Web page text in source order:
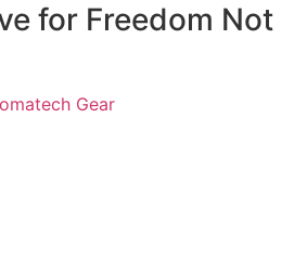
for Freedom Not
Gear